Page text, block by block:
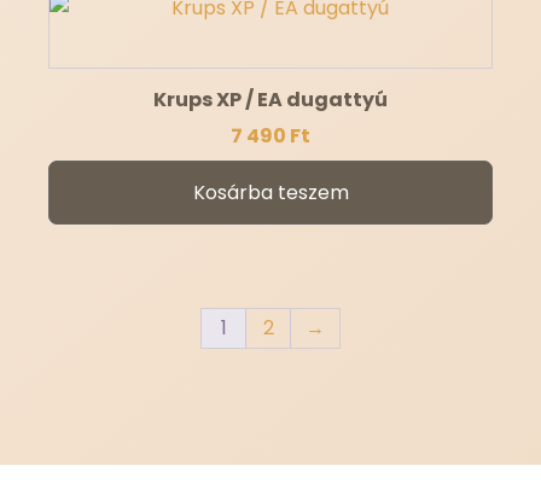
Krups XP / EA dugattyú
7 490 Ft
Kosárba teszem
1 2 →